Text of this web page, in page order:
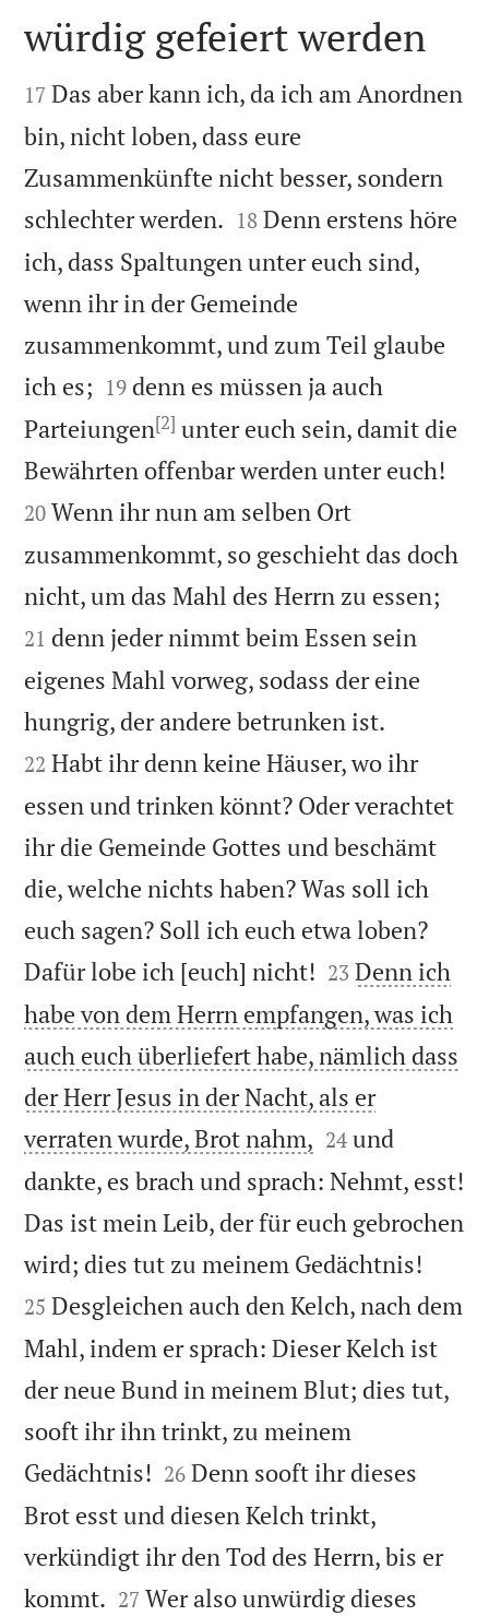

würdig gefeiert werden

17 Das aber kann ich, da ich am Anordnen
bin, nicht loben, dass eure
Zusammenkünfte nicht besser, sondern
schlechter werden. 

18 Denn erstens höre
ich, dass Spaltungen unter euch sind,
wenn ihr in der Gemeinde
zusammenkommt, und zum Teil glaube
ich es; 

19 denn es müssen ja auch
Parteiungen[2] unter euch sein, damit die
Bewährten offenbar werden unter euch!
20 Wenn ihr nun am selben Ort
zusammenkommt, so geschieht das doch
nicht, um das Mahl des Herrn zu essen;
21 denn jeder nimmt beim Essen sein
eigenes Mahl vorweg, sodass der eine
hungrig, der andere betrunken ist.
22 Habt ihr denn keine Häuser, wo ihr
essen und trinken könnt? Oder verachtet
ihr die Gemeinde Gottes und beschämt
die, welche nichts haben? Was soll ich
euch sagen? Soll ich euch etwa loben?
Dafür lobe ich [euch] nicht! 

23 Denn ich
habe von dem Herrn empfangen, was ich
auch euch überliefert habe, nämlich dass
der Herr Jesus in der Nacht, als er
verraten wurde, Brot nahm, 

24 und
dankte, es brach und sprach: Nehmt, esst!
Das ist mein Leib, der für euch gebrochen
wird; dies tut zu meinem Gedächtnis!
25 Desgleichen auch den Kelch, nach dem
Mahl, indem er sprach: Dieser Kelch ist
der neue Bund in meinem Blut; dies tut,
sooft ihr ihn trinkt, zu meinem
Gedächtnis! 

26 Denn sooft ihr dieses
Brot esst und diesen Kelch trinkt,
verkündigt ihr den Tod des Herrn, bis er
kommt. 

27 Wer also unwürdig dieses